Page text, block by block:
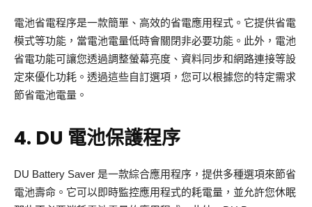
電池省電程序是一款簡單、高效的省電應用程式。它提供省電
模式等功能，當電池電量低時會關閉非必要功能。此外，電池
省電功能可讓您透過調整螢幕亮度、資料同步和網路連接等設
定來優化功耗。透過這些自訂選項，您可以根據您的特定需求
節省電池電量。
4. DU 電池保護程序
DU Battery Saver 是一款綜合應用程序，提供多種選項來節省
電池壽命。它可以即時監控應用程式的耗電量，並允許您休眠